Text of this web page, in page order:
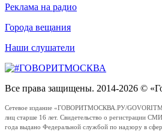
Реклама на радио
Города вещания
Наши слушатели
Все права защищены. 2014-2026 ©
Сетевое издание «ГОВОРИТМОСКВА.РУ/
лиц старше 16 лет. Свидетельство о регистрации
года выдано Федеральной службой по надзору в